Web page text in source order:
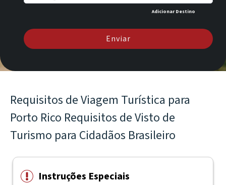
Adicionar Destino
Enviar
Requisitos de Viagem Turística para
Porto Rico Requisitos de Visto de
Turismo para Cidadãos Brasileiro
Instruções Especiais